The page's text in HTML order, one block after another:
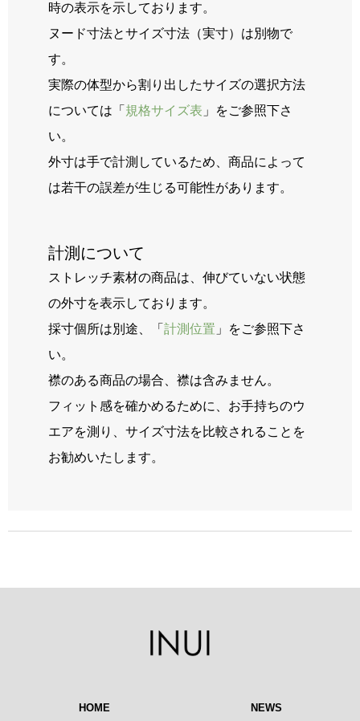
時の表示を示しております。
ヌード寸法とサイズ寸法（実寸）は別物で
す。
実際の体型から割り出したサイズの選択方法
については「 規格サイズ表 」をご参照下さ
い。
外寸は手で計測しているため、商品によって
は若干の誤差が生じる可能性があります。
計測について
ストレッチ素材の商品は、伸びていない状態
の外寸を表示しております。
採寸個所は別途、「 計測位置 」をご参照下さ
い。
襟のある商品の場合、襟は含みません。
フィット感を確かめるために、お手持ちのウ
エアを測り、サイズ寸法を比較されることを
お勧めいたします。
HOME NEWS